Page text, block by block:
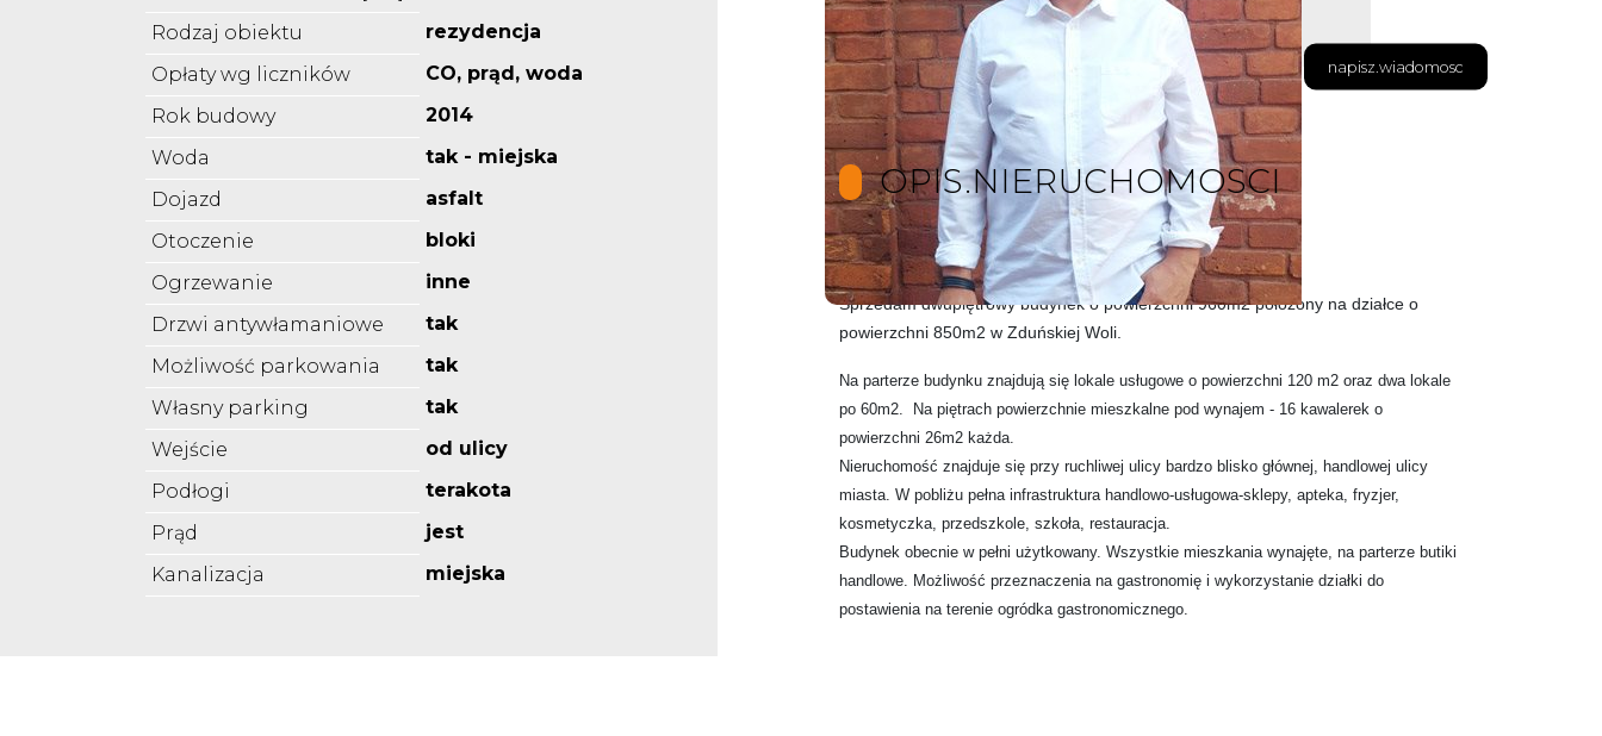
Rodzaj obiektu
rezydencja
Opłaty wg liczników
CO, prąd, woda
Rok budowy
2014
Woda
tak - miejska
Dojazd
asfalt
Otoczenie
bloki
Ogrzewanie
inne
Drzwi antywłamaniowe
tak
Możliwość parkowania
tak
Własny parking
tak
Wejście
od ulicy
Podłogi
terakota
Prąd
jest
Kanalizacja
miejska
napisz.wiadomosc
OPIS.NIERUCHOMOSCI
Gotowiec inwestycyjny!
Sprzedam dwupiętrowy budynek o powierzchni 960m2 położony na działce o
powierzchni 850m2 w Zduńskiej Woli.
Na parterze budynku znajdują się lokale usługowe o powierzchni 120 m2 oraz dwa lokale
po 60m2. Na piętrach powierzchnie mieszkalne pod wynajem - 16 kawalerek o
powierzchni 26m2 każda.
Nieruchomość znajduje się przy ruchliwej ulicy bardzo blisko głównej, handlowej ulicy
miasta. W pobliżu pełna infrastruktura handlowo-usługowa-sklepy, apteka, fryzjer,
kosmetyczka, przedszkole, szkoła, restauracja.
Budynek obecnie w pełni użytkowany. Wszystkie mieszkania wynajęte, na parterze butiki
handlowe. Możliwość przeznaczenia na gastronomię i wykorzystanie działki do
postawienia na terenie ogródka gastronomicznego.